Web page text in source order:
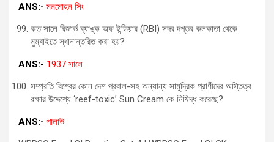
ANS:- মনমোহন সিং
কত সালে রিজার্ভ ব্যাঙ্ক অফ ইন্ডিয়ার (RBI) সদর দপ্তর কলকাতা থেকে
মুম্বাইতে স্থানান্তরিত করা হয়?
ANS:- 1937 সালে
সম্প্রতি বিশ্বের কোন দেশ প্রবাল-সহ অন্যান্য সামুদ্রিক প্রাণীদের অস্তিত্ব
রক্ষার উদ্দেশ্যে ‘reef-toxic’ Sun Cream কে নিষিদ্ধ করেছে?
ANS:- পালাউ